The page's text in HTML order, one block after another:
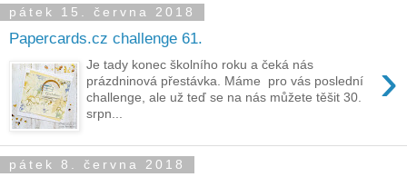
pátek 15. června 2018
Papercards.cz challenge 61.
›
Je tady konec školního roku a čeká nás
prázdninová přestávka. Máme pro vás poslední
challenge, ale už teď se na nás můžete těšit 30.
srpn...
pátek 8. června 2018